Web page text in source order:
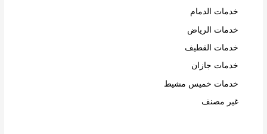
خدمات الدمام
خدمات الرياض
خدمات القطيف
خدمات جازان
خدمات خميس مشيط
غير مصنف